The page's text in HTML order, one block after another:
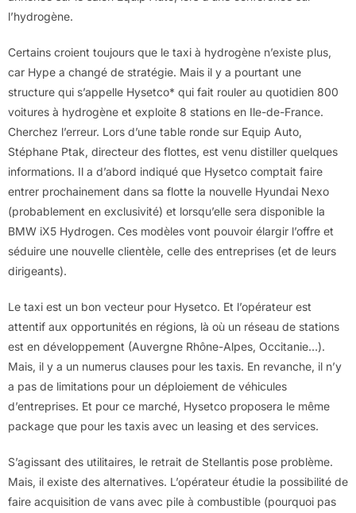
l’hydrogène.
Certains croient toujours que le taxi à hydrogène n’existe plus,
car Hype a changé de stratégie. Mais il y a pourtant une
structure qui s’appelle Hysetco* qui fait rouler au quotidien 800
voitures à hydrogène et exploite 8 stations en Ile-de-France.
Cherchez l’erreur. Lors d’une table ronde sur Equip Auto,
Stéphane Ptak, directeur des flottes, est venu distiller quelques
informations. Il a d’abord indiqué que Hysetco comptait faire
entrer prochainement dans sa flotte la nouvelle Hyundai Nexo
(probablement en exclusivité) et lorsqu’elle sera disponible la
BMW iX5 Hydrogen. Ces modèles vont pouvoir élargir l’offre et
séduire une nouvelle clientèle, celle des entreprises (et de leurs
dirigeants).
Le taxi est un bon vecteur pour Hysetco. Et l’opérateur est
attentif aux opportunités en régions, là où un réseau de stations
est en développement (Auvergne Rhône-Alpes, Occitanie…).
Mais, il y a un numerus clauses pour les taxis. En revanche, il n’y
a pas de limitations pour un déploiement de véhicules
d’entreprises. Et pour ce marché, Hysetco proposera le même
package que pour les taxis avec un leasing et des services.
S’agissant des utilitaires, le retrait de Stellantis pose problème.
Mais, il existe des alternatives. L’opérateur étudie la possibilité de
faire acquisition de vans avec pile à combustible (pourquoi pas